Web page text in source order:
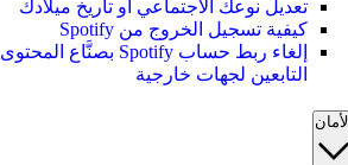
تعديل نوعك الاجتماعي أو تاريخ ميلادك
كيفية تسجيل الخروج من Spotify
إلغاء ربط حساب Spotify بصنَّاع المحتوى
التابعين لجهات خارجية
الأمان